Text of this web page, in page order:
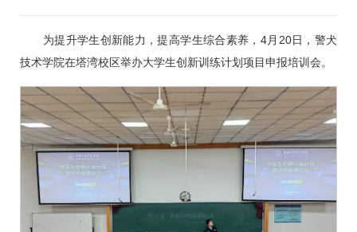
为提升学生创新能力，提高学生综合素养，4月20日，警犬
技术学院在塔湾校区举办大学生创新训练计划项目申报培训会。